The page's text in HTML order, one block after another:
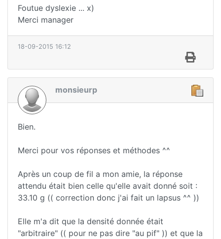
Foutue dyslexie ... x)
Merci manager
18-09-2015 16:12
monsieurp
Bien.
Merci pour vos réponses et méthodes ^^
Après un coup de fil a mon amie, la réponse
attendu était bien celle qu'elle avait donné soit :
33.10 g (( correction donc j'ai fait un lapsus ^^ ))
Elle m'a dit que la densité donnée était
"arbitraire" (( pour ne pas dire "au pif" )) et que la